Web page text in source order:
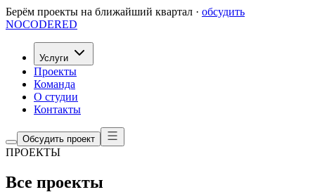
Берём проекты на ближайший квартал · обсудить
NOCODERED
Услуги
Проекты
Команда
О студии
Контакты
Обсудить проект
ПРОЕКТЫ
Все проекты